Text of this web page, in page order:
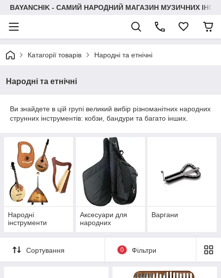
BAYANCHIK - САМИЙ НАРОДНИЙ МАГАЗИН МУЗИЧНИХ
Катагорії товарів Народні та етнічні
Народні та етнічні
Ви знайдете в цій групі великий вибір різноманітних народних
струнних інструментів: кобзи, бандури та багато інших.
Народні
інструменти
Аксесуари для
народних
Варгани
Сортування 0 Фільтри